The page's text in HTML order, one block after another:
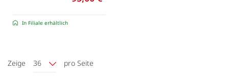
In Filiale erhältlich
Zeige 36 pro Seite